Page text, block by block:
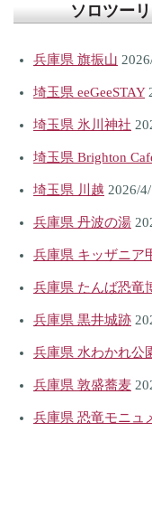
ソロツー
兵庫県 旗振山
埼玉県 eeGeeSTAY
埼玉県 氷川神社
埼玉県 Brighton
埼玉県 川越 2026/
兵庫県 丹波の湯
兵庫県 キッザニア
兵庫県 たんば恐竜
兵庫県 黒井城跡
兵庫県 水わかれ公
兵庫県 敦盛蕎麦
兵庫県 恐竜モニュ